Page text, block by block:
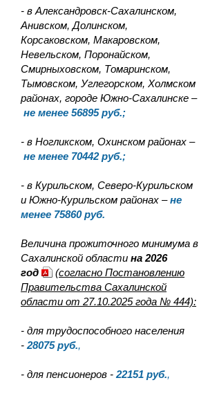
- в Александровск-Сахалинском,
Анивском, Долинском,
Корсаковском, Макаровском,
Невельском, Поронайском,
Смирныховском, Томаринском,
Тымовском, Углегорском, Холмском
районах, городе Южно-Сахалинске –
не менее 56895 руб.;
- в Ногликском, Охинском районах –
не менее 70442 руб.;
- в Курильском, Северо-Курильском
и Южно-Курильском районах – не
менее 75860 руб.
Величина прожиточного минимума в
Сахалинской области на 2026
год
(согласно Постановлению
Правительства Сахалинской
области от 27.10.2025 года № 444):
- для трудоспособного населения
- 28075руб.,
- для пенсионеров - 22151 руб.,